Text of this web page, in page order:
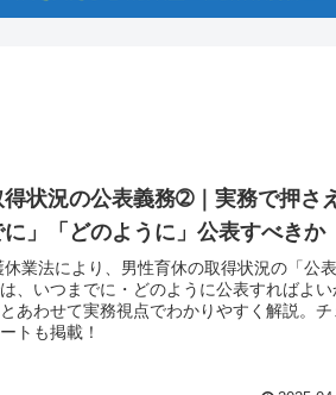
状況の公表義務➁｜実務で押さえ
」「どのように」公表すべきか
業法により、男性育休の取得状況の「公表
、いつまでに・どのように公表すればよい
あわせて実務視点でわかりやすく解説。チ
トも掲載！